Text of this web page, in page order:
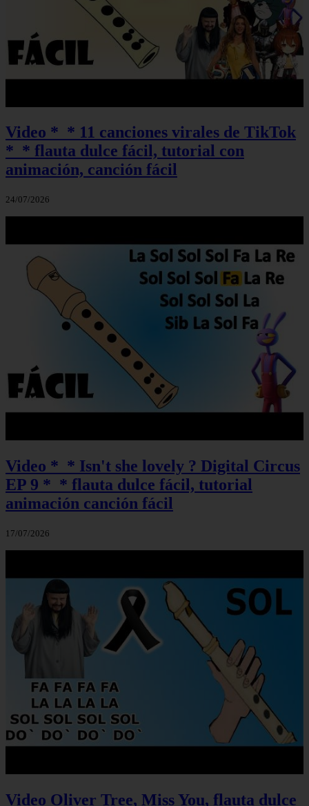
Video *_* 11 canciones virales de TikTok
*_* flauta dulce fácil, tutorial con
animación, canción fácil
24/07/2026
Video *_* Isn't she lovely ? Digital Circus
EP 9 *_* flauta dulce fácil, tutorial
animación canción fácil
17/07/2026
Video Oliver Tree, Miss You, flauta dulce